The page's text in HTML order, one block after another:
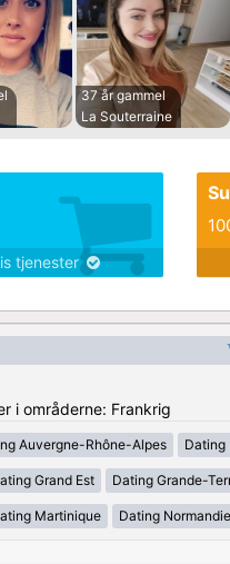
37 år gammel
La Souterraine
tjenester
i områderne: Frankrig
Auvergne-Rhône-Alpes Dating
Grand Est Dating Grande-
Martinique Dating Normandie